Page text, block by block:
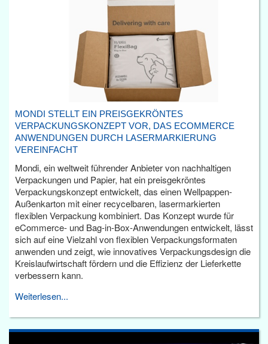
MONDI STELLT EIN PREISGEKRÖNTES
VERPACKUNGSKONZEPT VOR, DAS ECOMMERCE
ANWENDUNGEN DURCH LASERMARKIERUNG
VEREINFACHT
Mondi, ein weltweit führender Anbieter von nachhaltigen
Verpackungen und Papier, hat ein preisgekröntes
Verpackungskonzept entwickelt, das einen Wellpappen-
Außenkarton mit einer recycelbaren, lasermarkierten
flexiblen Verpackung kombiniert. Das Konzept wurde für
eCommerce- und Bag-in-Box-Anwendungen entwickelt, lässt
sich auf eine Vielzahl von flexiblen Verpackungsformaten
anwenden und zeigt, wie innovatives Verpackungsdesign die
Kreislaufwirtschaft fördern und die Effizienz der Lieferkette
verbessern kann.
Weiterlesen...